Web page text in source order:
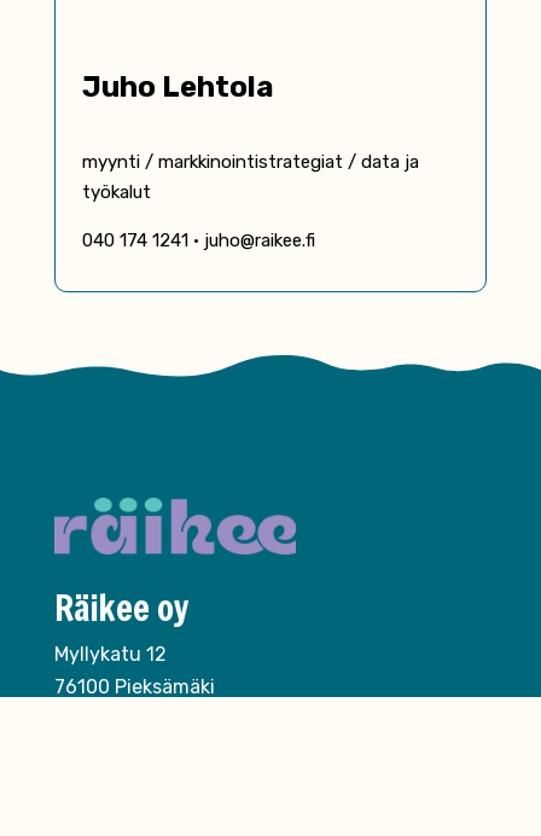
Juho Lehtola
myynti / markkinointi­strategiat / data ja
työkalut
040 174 1241 • juho@raikee.fi
Räikee oy
Myllykatu 12
76100 Pieksämäki